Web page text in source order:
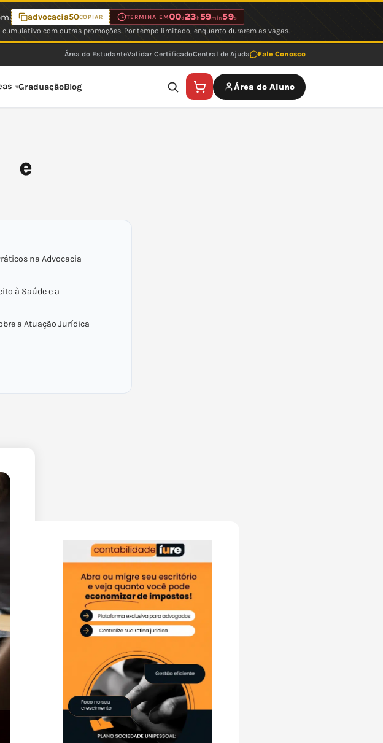
advocacia50COPIAR TERMINA EM00d23 h59min59s
com outras promoções. Por tempo limitado, enquanto durarem as vagas.
Área do EstudanteValidar CertificadoCentral de Ajuda Fale Conosco
GraduaçãoBlog Área do Aluno
e
na Advocacia
à Saúde e a
a Atuação Jurídica